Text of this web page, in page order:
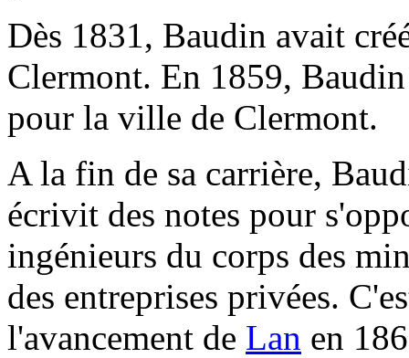
Dès 1831, Baudin avait
Clermont. En 1859,
pour la ville de Clermont.
A la fin de sa carrière,
écrivit des notes pour
ingénieurs du corps des
des entreprises privées.
l'avancement de Lan en